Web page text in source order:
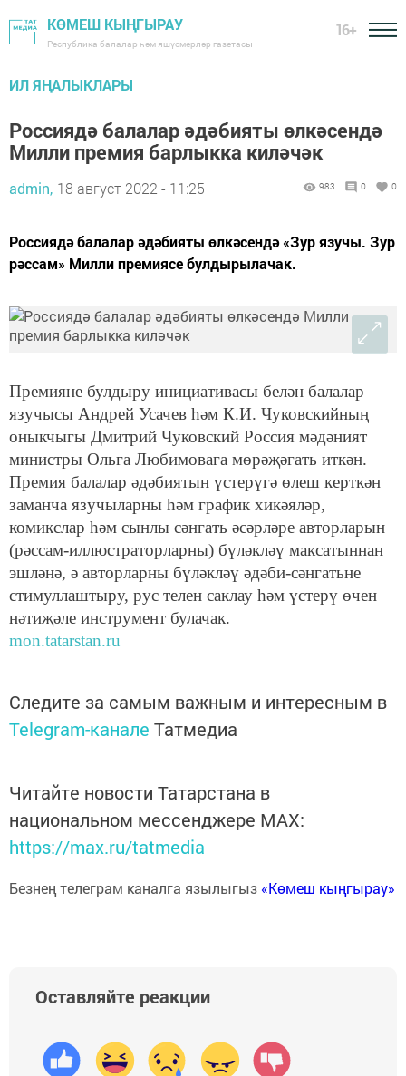
КӨМЕШ КЫҢГЫРАУ
Республика балалар һәм яшүсмерләр газетасы
16+
ИЛ ЯҢАЛЫКЛАРЫ
Россиядә балалар әдәбияты өлкәсендә
Милли премия барлыкка киләчәк
admin, 18 август 2022 - 11:25 983 0 0
Россиядә балалар әдәбияты өлкәсендә «Зур язучы. Зур
рәссам» Милли премиясе булдырылачак.
Премияне булдыру инициативасы белән балалар
язучысы Андрей Усачев һәм К.И. Чуковскийның
оныкчыгы Дмитрий Чуковский Россия мәдәният
министры Ольга Любимовага мөрәҗәгать иткән.
Премия балалар әдәбиятын үстерүгә өлеш керткән
заманча язучыларны һәм график хикәяләр,
комикслар һәм сынлы сәнгать әсәрләре авторларын
(рәссам-иллюстраторларны) бүләкләү максатыннан
эшләнә, ә авторларны бүләкләү әдәби-сәнгатьне
стимуллаштыру, рус телен саклау һәм үстерү өчен
нәтиҗәле инструмент булачак.
mon.tatarstan.ru
Следите за самым важным и интересным в
Telegram-канале Татмедиа
Читайте новости Татарстана в
национальном мессенджере MАХ:
https://max.ru/tatmedia
Безнең телеграм каналга язылыгыз «Көмеш кыңгырау»
Оставляйте реакции